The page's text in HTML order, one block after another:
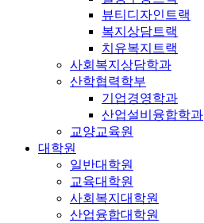
뷰티디자인트랙
복지상담트랙
치유복지트랙
사회복지상담학과
산학협력학부
기업경영학과
산업설비융합학과
교양교육원
대학원
일반대학원
교육대학원
사회복지대학원
산업융합대학원